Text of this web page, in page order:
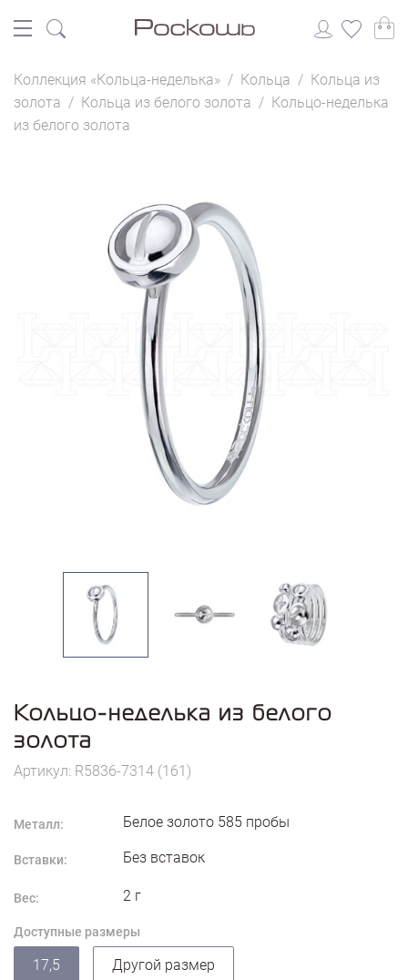
Коллекция «Кольца-неделька» / Кольца / Кольца из
золота / Кольца из белого золота / Кольцо-неделька
из белого золота
Кольцо-неделька из белого
золота
Артикул: R5836-7314 (161)
Металл: Белое золото 585 пробы
Вставки: Без вставок
Вес: 2 г
Доступные размеры
17,5 Другой размер